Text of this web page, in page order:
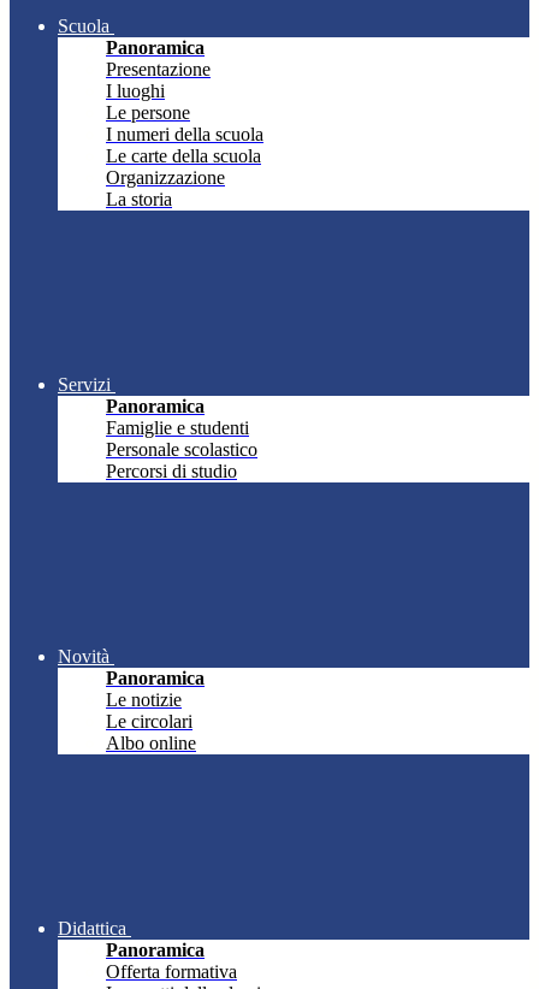
Scuola
Panoramica
Presentazione
I luoghi
Le persone
I numeri della scuola
Le carte della scuola
Organizzazione
La storia
Servizi
Panoramica
Famiglie e studenti
Personale scolastico
Percorsi di studio
Novità
Panoramica
Le notizie
Le circolari
Albo online
Didattica
Panoramica
Offerta formativa